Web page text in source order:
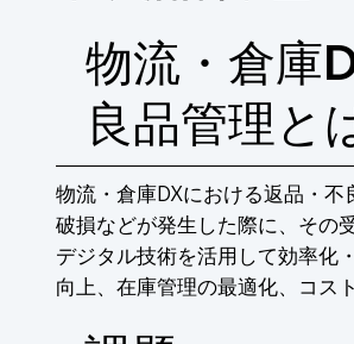
物流・倉庫
良品管理と
物流・倉庫DXにおける返品・
破損などが発生した際に、その
デジタル技術を活用して効率化
向上、在庫管理の最適化、コス